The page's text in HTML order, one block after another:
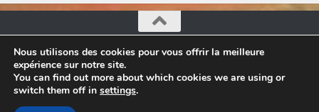
Pastorale du Tourisme, églises du Loir-et-Cher © 2026.
Tous droits réservés.
Fièrement propulsé par
Nous utilisons des cookies pour vous offrir la meilleure
expérience sur notre site.
You can find out more about which cookies we are using or
switch them off in settings.